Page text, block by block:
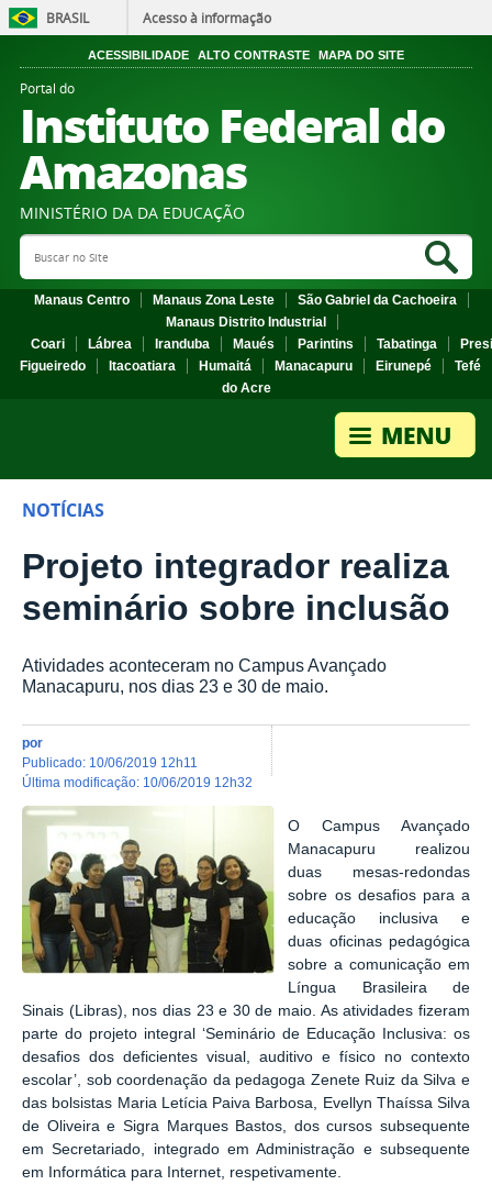
BRASIL Acesso à informação
ACESSIBILIDADE ALTO CONTRASTE MAPA DO SITE
Portal do
Instituto Federal do
Amazonas
MINISTÉRIO DA DA EDUCAÇÃO
Search Site
Manaus Centro Manaus Zona Leste
São Gabriel da Cachoeira
Manaus Distrito Industrial
Coari
Lábrea Iranduba Maués Parintins Tabatinga
Figueiredo
Itacoatiara Humaitá Manacapuru Eirunepé
Tefé
do Acre
NOTÍCIAS
Projeto integrador realiza
seminário sobre inclusão
Atividades aconteceram no Campus Avançado
Manacapuru, nos dias 23 e 30 de maio.
por
publicado: 10/06/2019 12h11
última modificação: 10/06/2019 12h32
O Campus Avançado
Manacapuru realizou
duas mesas-redondas
sobre os desafios para a
educação inclusiva e
duas oficinas pedagógica
sobre a comunicação em
Língua Brasileira de
Sinais (Libras), nos dias 23 e 30 de maio. As atividades fizeram
parte do projeto integral ‘Seminário de Educação Inclusiva: os
desafios dos deficientes visual, auditivo e físico no contexto
escolar’, sob coordenação da pedagoga Zenete Ruiz da Silva e
das bolsistas Maria Letícia Paiva Barbosa, Evellyn Thaíssa Silva
de Oliveira e Sigra Marques Bastos, dos cursos subsequente
em Secretariado, integrado em Administração e subsequente
em Informática para Internet, respetivamente.